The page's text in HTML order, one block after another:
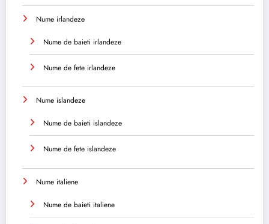
Nume irlandeze
Nume de baieti irlandeze
Nume de fete irlandeze
Nume islandeze
Nume de baieti islandeze
Nume de fete islandeze
Nume italiene
Nume de baieti italiene